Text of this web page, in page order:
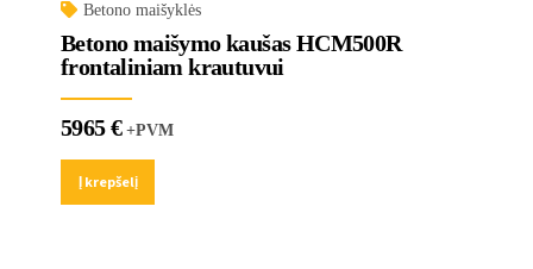
Betono maišyklės
Betono maišymo kaušas HCM500R
frontaliniam krautuvui
5965€+PVM
Į krepšelį